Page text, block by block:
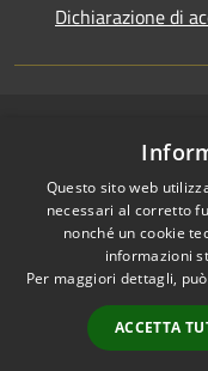
Dichiarazione di
Privacy
Cookie
Mappa del sito
Accesso Email
Accesso PEC comunali
Accesso protocollo
Questo sito web
necessari al corretto
nonché un cookie
informazioni
Per maggiori dettagli,
ACCETTA